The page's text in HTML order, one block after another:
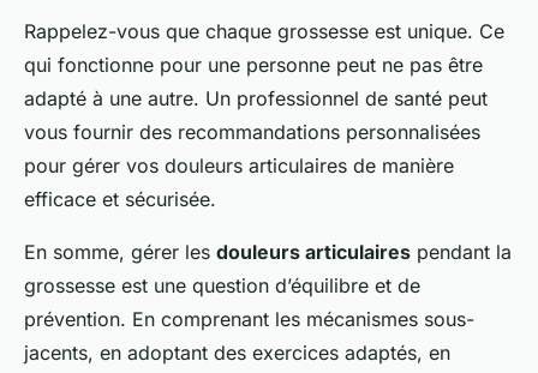
Rappelez-vous que chaque grossesse est unique. Ce
qui fonctionne pour une personne peut ne pas être
adapté à une autre. Un professionnel de santé peut
vous fournir des recommandations personnalisées
pour gérer vos douleurs articulaires de manière
efficace et sécurisée.
En somme, gérer les douleurs articulaires pendant la
grossesse est une question d’équilibre et de
prévention. En comprenant les mécanismes sous-
jacents, en adoptant des exercices adaptés, en